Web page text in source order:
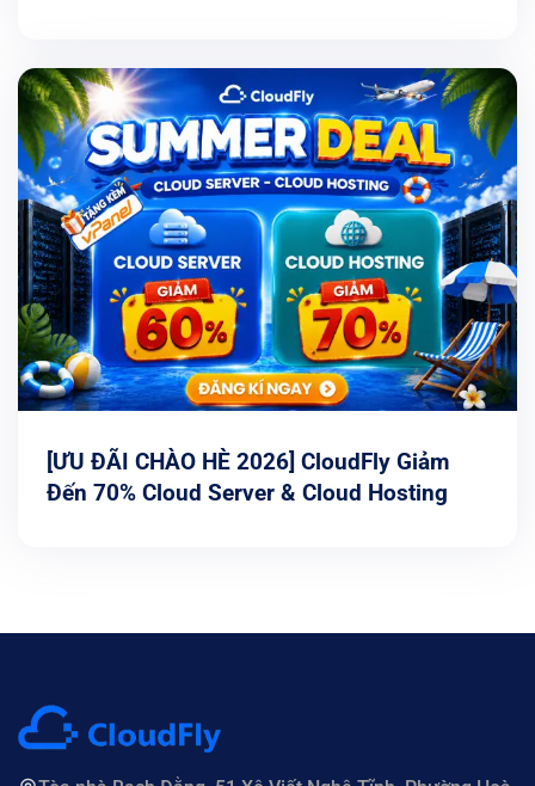
[ƯU ĐÃI CHÀO HÈ 2026] CloudFly Giảm
Đến 70% Cloud Server & Cloud Hosting